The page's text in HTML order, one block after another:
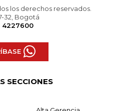
los derechos reservados.
32, Bogotá
4227600
SECCIONES